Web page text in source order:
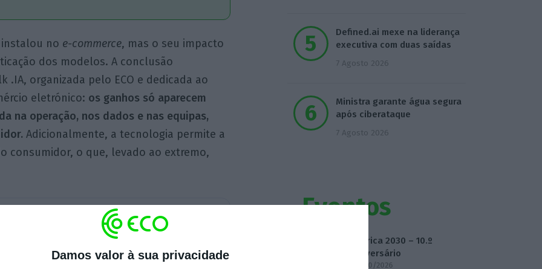
Damos valor à sua privacidade
no e-commerce, mas o seu impacto
dos modelos. A conclusão
.IA, organizada pelo ECO e dedicada ao
eletrónico: os ganhos só aparecem
na operação, nos dados e nas equipas,
Adicionalmente, a tecnologia permite a
consumidor, o que, levado ao extremo,
Google Escolher
Teixeira, Head of Data Analytics &
Defined.ai mexe na liderança
executiva com duas saídas
7 Agosto 2026
Ministra garante água segura
após ciberataque
7 Agosto 2026
Eventos
Fábrica 2030 – 10.º
Aniversário
14/10/2026